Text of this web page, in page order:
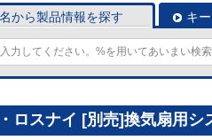
から製品情報を探す キ
ロスナイ [別売]換気扇用シ